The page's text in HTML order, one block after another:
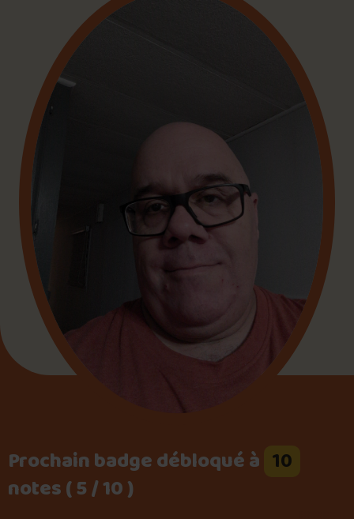
Foire aux questions
Prochain badge débloqué à 10
notes ( 5 / 10 )